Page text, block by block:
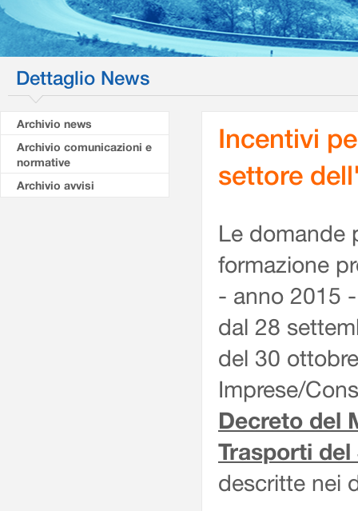
Dettaglio News
Archivio news
Archivio comunicazioni e
normative
Archivio avvisi
Incentivi
settore
Le domande
formazione
- anno 2015
dal 28
del 30
Imprese/
Decreto del
Trasporti del
descritte nei